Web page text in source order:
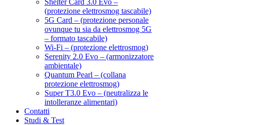
Shelter Card 3.0 Evo –
(protezione elettrosmog tascabile)
5G Card – (protezione personale
ovunque tu sia da elettrosmog 5G
– formato tascabile)
Wi-Fi – (protezione elettrosmog)
Serenity 2.0 Evo – (armonizzatore
ambientale)
Quantum Pearl – (collana
protezione elettrosmog)
Super T3.0 Evo – (neutralizza le
intolleranze alimentari)
Contatti
Studi & Test